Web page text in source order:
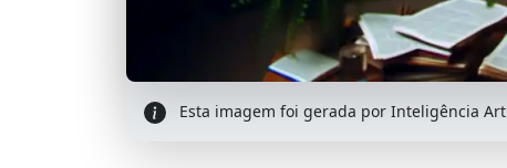
Esta imagem foi gerada por Inteligência